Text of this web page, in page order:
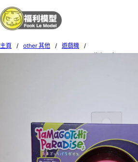
主頁 / other 其他 / 遊戲機
/